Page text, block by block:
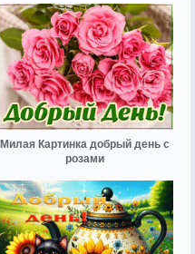
Милая Картинка добрый день с
розами